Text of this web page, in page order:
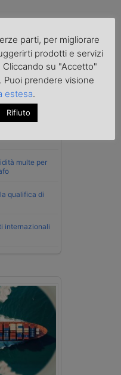
Strada punta
multe per
qualifica di
internazionali
parti, per migliorare
prodotti e servizi
su "Accetto"
Puoi prendere visione
estesa.
Rifiuto